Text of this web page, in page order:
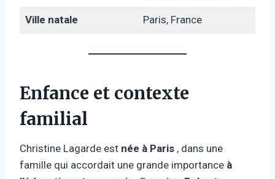
Ville natale Paris, France
Enfance et contexte
familial
Christine Lagarde est née à Paris , dans une
famille qui accordait une grande importance à